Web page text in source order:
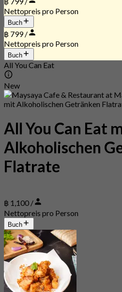
Nettopreis pro Person
Buch
฿ 799 /
Nettopreis pro Person
Buch
All You Can Eat
New
All You Can Eat
Alkoholischen
Flatrate
฿ 1,100 /
Nettopreis pro Person
Buch